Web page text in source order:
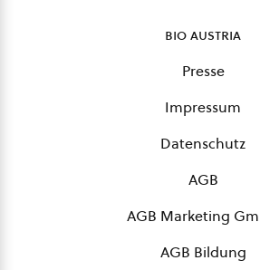
bio austria
Presse
Impressum
Datenschutz
AGB
AGB Marketing
AGB Bildung